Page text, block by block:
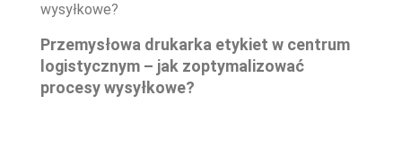
Przemysłowa drukarka etykiet w centrum
logistycznym – jak zoptymalizować
procesy wysyłkowe?